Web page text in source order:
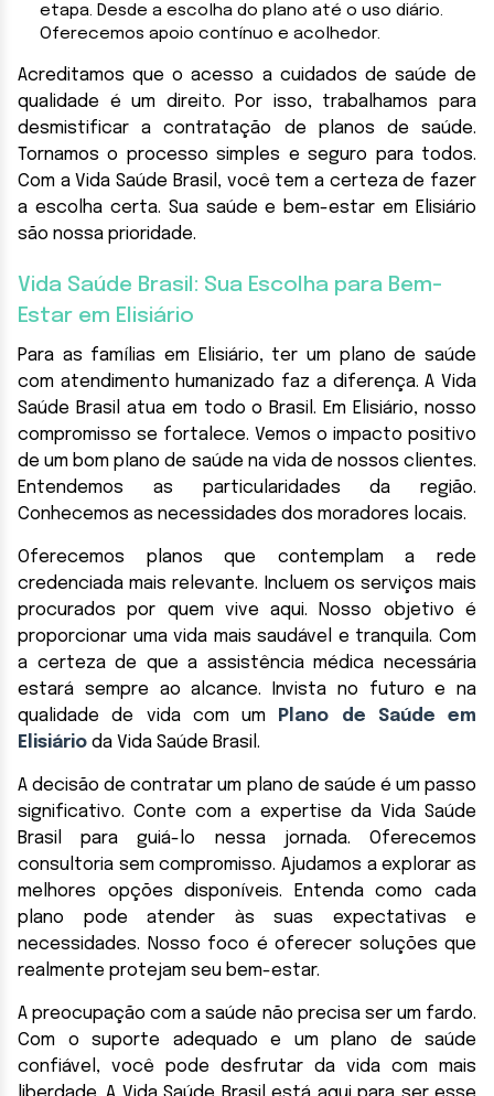
etapa. Desde a escolha do plano até o uso diário.
Oferecemos apoio contínuo e acolhedor.
Acreditamos que o acesso a cuidados de saúde de
qualidade é um direito. Por isso, trabalhamos para
desmistificar a contratação de planos de saúde.
Tornamos o processo simples e seguro para todos.
Com a Vida Saúde Brasil, você tem a certeza de fazer
a escolha certa. Sua saúde e bem-estar em Elisiário
são nossa prioridade.
Vida Saúde Brasil: Sua Escolha para Bem-
Estar em Elisiário
Para as famílias em Elisiário, ter um plano de saúde
com atendimento humanizado faz a diferença. A Vida
Saúde Brasil atua em todo o Brasil. Em Elisiário, nosso
compromisso se fortalece. Vemos o impacto positivo
de um bom plano de saúde na vida de nossos clientes.
Entendemos as particularidades da região.
Conhecemos as necessidades dos moradores locais.
Oferecemos planos que contemplam a rede
credenciada mais relevante. Incluem os serviços mais
procurados por quem vive aqui. Nosso objetivo é
proporcionar uma vida mais saudável e tranquila. Com
a certeza de que a assistência médica necessária
estará sempre ao alcance. Invista no futuro e na
qualidade de vida com um
Plano de Saúde em
Elisiário da Vida Saúde Brasil.
A decisão de contratar um plano de saúde é um passo
significativo. Conte com a expertise da Vida Saúde
Brasil para guiá-lo nessa jornada. Oferecemos
consultoria sem compromisso. Ajudamos a explorar as
melhores opções disponíveis. Entenda como cada
plano pode atender às suas expectativas e
necessidades. Nosso foco é oferecer soluções que
realmente protejam seu bem-estar.
A preocupação com a saúde não precisa ser um fardo.
Com o suporte adequado e um plano de saúde
confiável, você pode desfrutar da vida com mais